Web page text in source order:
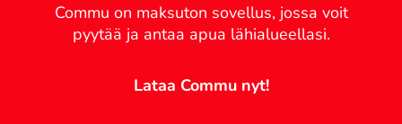
Commu on maksuton sovellus, jossa voit
pyytää ja antaa apua lähialueellasi.
Lataa Commu nyt!